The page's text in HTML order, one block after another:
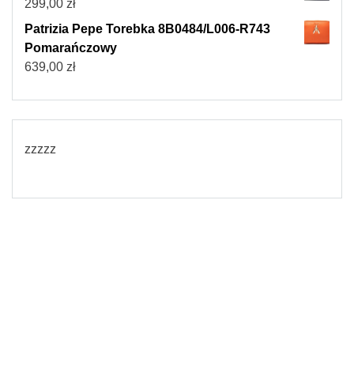
299,00 zł
Patrizia Pepe Torebka 8B0484/L006-R743
Pomarańczowy
639,00 zł
zzzzz